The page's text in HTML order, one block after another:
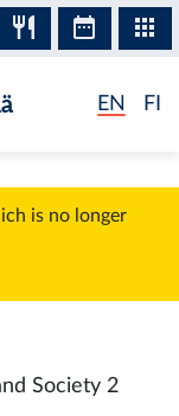
EN FI
is no longer
Society 2